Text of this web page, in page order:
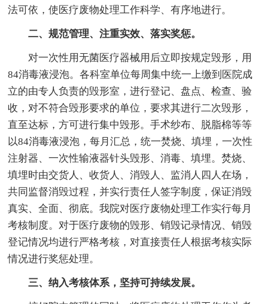
法可依，使医疗废物处理工作科学、有序地进行。
二、规范管理、注重实效、落实奖惩。
对一次性用无菌医疗器械用后立即按规定毁形，用
84消毒液浸泡。各科室单位每周集中统一上缴到医院成
立的由专人负责的毁形室，进行登记、盘点、检查、验
收，对不符合毁形要求的单位，要求其进行二次毁形，
直至达标，方可进行集中毁形。手术纱布、脱脂棉等等
以84消毒液浸泡，每月汇总，统一焚烧、填埋，一次性
注射器、一次性输液器针头毁形、消毒、填埋。焚烧、
填埋时由交货人、收货人、消毁人、监消人四人在场，
共同监督消毁过程，并实行责任人签字制度，保证消毁
真实、全面、彻底。我院对医疗废物处理工作实行每月
考核制度。对于医疗废物的毁形、销毁记录情况、销毁
登记情况均进行严格考核，对直接责任人根据考核实际
情况进行奖惩处理。
三、纳入考核体系，坚持可持续发展。